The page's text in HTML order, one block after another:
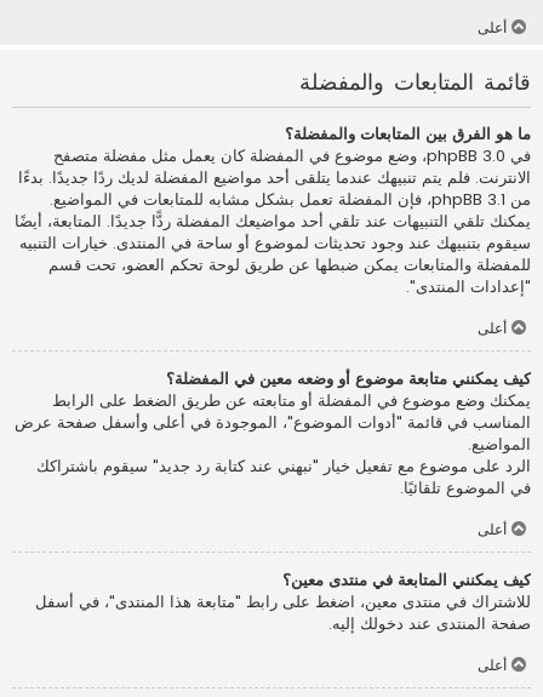
أعلى
قائمة المتابعات والمفضلة
ما هو الفرق بين المتابعات والمفضلة؟
في phpBB 3.0، وضع موضوع في المفضلة كان يعمل مثل مفضلة متصفح
الانترنت. فلم يتم تنبيهك عندما يتلقى أحد مواضيع المفضلة لديك ردًا جديدًا. بدءًا
من phpBB 3.1، فإن المفضلة تعمل بشكل مشابه للمتابعات في المواضيع.
يمكنك تلقي التنبيهات عند تلقي أحد مواضيعك المفضلة ردًّا جديدًا. المتابعة، أيضًا
سيقوم بتنبيهك عند وجود تحديثات لموضوع أو ساحة في المنتدى. خيارات التنبيه
للمفضلة والمتابعات يمكن ضبطها عن طريق لوحة تحكم العضو، تحت قسم
"إعدادات المنتدى".
أعلى
كيف يمكنني متابعة موضوع أو وضعه معين في المفضلة؟
يمكنك وضع موضوع في المفضلة أو متابعته عن طريق الضغط على الرابط
المناسب في قائمة "أدوات الموضوع"، الموجودة في أعلى وأسفل صفحة عرض
المواضيع.
الرد على موضوع مع تفعيل خيار "نبهني عند كتابة رد جديد" سيقوم باشتراكك
في الموضوع تلقائيًا.
أعلى
كيف يمكنني المتابعة في منتدى معين؟
للاشتراك في منتدى معين، اضغط على رابط "متابعة هذا المنتدى"، في أسفل
صفحة المنتدى عند دخولك إليه.
أعلى